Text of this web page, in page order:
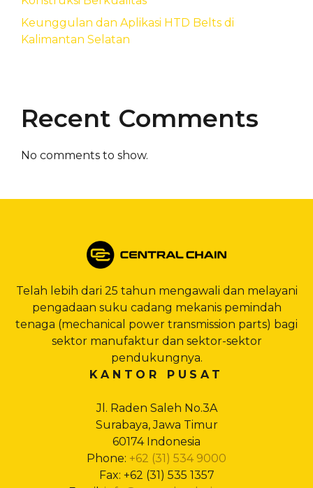
Keunggulan dan Aplikasi HTD Belts di
Kalimantan Selatan
Recent Comments
No comments to show.
Telah lebih dari 25 tahun mengawali dan melayani
pengadaan suku cadang mekanis pemindah
tenaga (mechanical power transmission parts) bagi
sektor manufaktur dan sektor-sektor
pendukungnya.
KANTOR PUSAT
Jl. Raden Saleh No.3A
Surabaya, Jawa Timur
60174 Indonesia
Phone: +62 (31) 534 9000
Fax: +62 (31) 535 1357